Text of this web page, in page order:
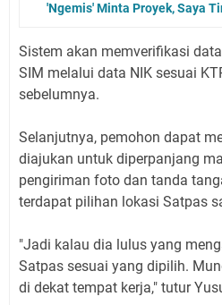
'Ngemis' Minta Proyek, Saya
Sistem akan memverifikasi
SIM melalui data NIK sesuai
sebelumnya.
Selanjutnya, pemohon dapat
diajukan untuk diperpanjang
pengiriman foto dan tanda
terdapat pilihan lokasi Satpas
"Jadi kalau dia lulus yang
Satpas sesuai yang dipilih.
di dekat tempat kerja," tutur